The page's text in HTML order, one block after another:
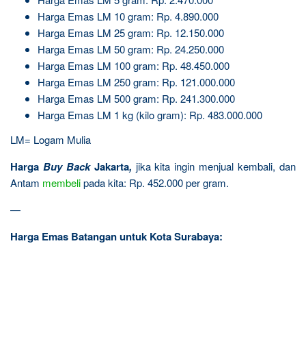
Harga Emas LM 10 gram: Rp. 4.890.000
Harga Emas LM 25 gram: Rp. 12.150.000
Harga Emas LM 50 gram: Rp. 24.250.000
Harga Emas LM 100 gram: Rp. 48.450.000
Harga Emas LM 250 gram: Rp. 121.000.000
Harga Emas LM 500 gram: Rp. 241.300.000
Harga Emas LM 1 kg (kilo gram): Rp. 483.000.000
LM= Logam Mulia
Harga Buy Back Jakarta, jika kita ingin menjual kembali, dan
Antam membelipada kita: Rp. 452.000 per gram.
—
Harga Emas Batangan untuk Kota Surabaya: